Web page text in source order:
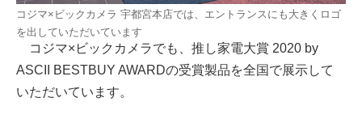
コジマ×ビックカメラ 宇都宮本店では、エントランスにも大きくロゴ
を出していただいています
コジマ×ビックカメラでも、推し家電大賞 2020 by
ASCII BESTBUY AWARDの受賞製品を全国で展示して
いただいています。